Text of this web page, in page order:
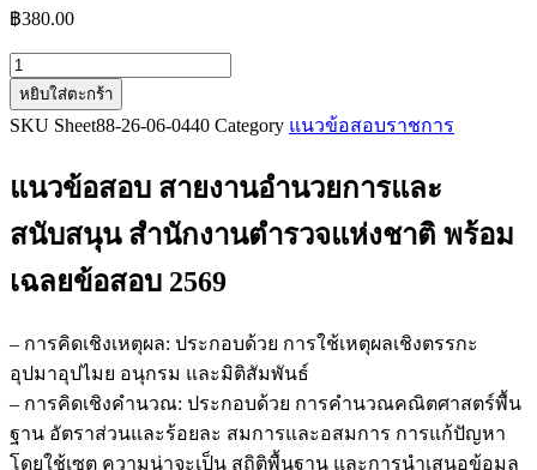
฿380.00
จำนวน
แนว
ข้อสอบ
งาน
อำนวย
การ
และ
สำนักงาน
ตำรวจ
แห่ง
ชาติ
ชิ้น
หยิบใส่ตะกร้า
SKU Sheet88-26-06-0440 Category แนวข้อสอบราชการ
แนวข้อสอบ สายงานอำนวยการและ
สนับสนุน สำนักงานตำรวจแห่งชาติ พร้อม
เฉลยข้อสอบ 2569
– การคิดเชิงเหตุผล: ประกอบด้วย การใช้เหตุผลเชิงตรรกะ
อุปมาอุปไมย อนุกรม และมิติสัมพันธ์
– การคิดเชิงคำนวณ: ประกอบด้วย การคำนวณคณิตศาสตร์พื้น
ฐาน อัตราส่วนและร้อยละ สมการและอสมการ การแก้ปัญหา
โดยใช้เซต ความน่าจะเป็น สถิติพื้นฐาน และการนำเสนอข้อมูล